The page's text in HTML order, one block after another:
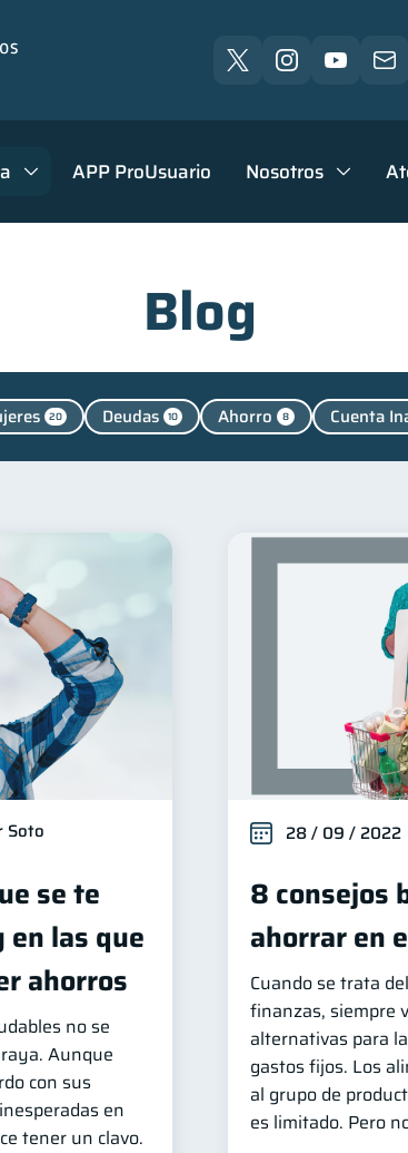
APP ProUsuario Nosotros
Blog
20 Deudas 10 Ahorro 8 Cuenta
financiera Consejos 6
4
Vacaciones Cuenta
en Pareja 1
Doble sueldo
Soto
se te
las que
ahorros
no se
Aunque
con sus
en
tener un clavo.
28 / 09 / 2022
8 consejos
ahorrar en
Cuando se trata
finanzas, siempre
alternativas para
gastos fijos. Los
al grupo de
es limitado. Pero